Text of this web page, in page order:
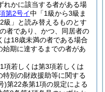
れかに該当する者がある場
第2号イ中「1級から3級ま
級」と読み替えるものとす
者であり、かつ、同居者の
は18歳未満の者である場合
始期に達するまでの者があ
項若しくは第3項若しくは
別の財政援助等に関する
)第22条第1項の規定による